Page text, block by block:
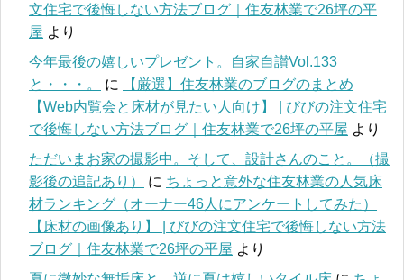
文住宅で後悔しない方法ブログ｜住友林業で26坪の平
屋 より
今年最後の嬉しいプレゼント。自家自讃Vol.133
と・・・。
に
【厳選】住友林業のブログのまとめ
【Web内覧会と床材が見たい人向け】 | びびの注文住宅
で後悔しない方法ブログ｜住友林業で26坪の平屋 より
ただいまお家の撮影中。そして、設計さんのこと。（撮
影後の追記あり）
に ちょっと意外な住友林業の人気床
材ランキング（オーナー46人にアンケートしてみた）
【床材の画像あり】 | びびの注文住宅で後悔しない方法
ブログ｜住友林業で26坪の平屋 より